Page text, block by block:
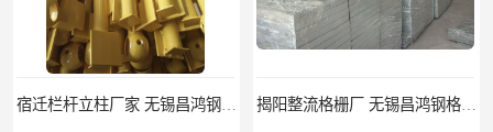
宿迁栏杆立柱厂家 无锡昌鸿钢格板有限公司 揭阳整流格栅厂 无锡昌鸿钢格板有限公司